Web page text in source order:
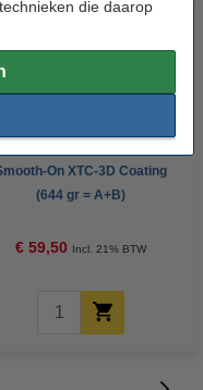
die daarop
On XTC-3D Coating
(644 gr = A+B)
€ 59,50 Incl. 21% BTW